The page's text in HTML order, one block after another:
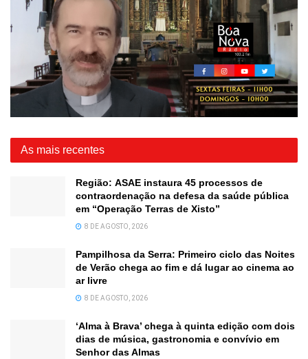
As mais recentes
Região: ASAE instaura 45 processos de
contraordenação na defesa da saúde pública
em “Operação Terras de Xisto”
8 DE AGOSTO, 2026
Pampilhosa da Serra: Primeiro ciclo das Noites
de Verão chega ao fim e dá lugar ao cinema ao
ar livre
8 DE AGOSTO, 2026
‘Alma à Brava’ chega à quinta edição com dois
dias de música, gastronomia e convívio em
Senhor das Almas